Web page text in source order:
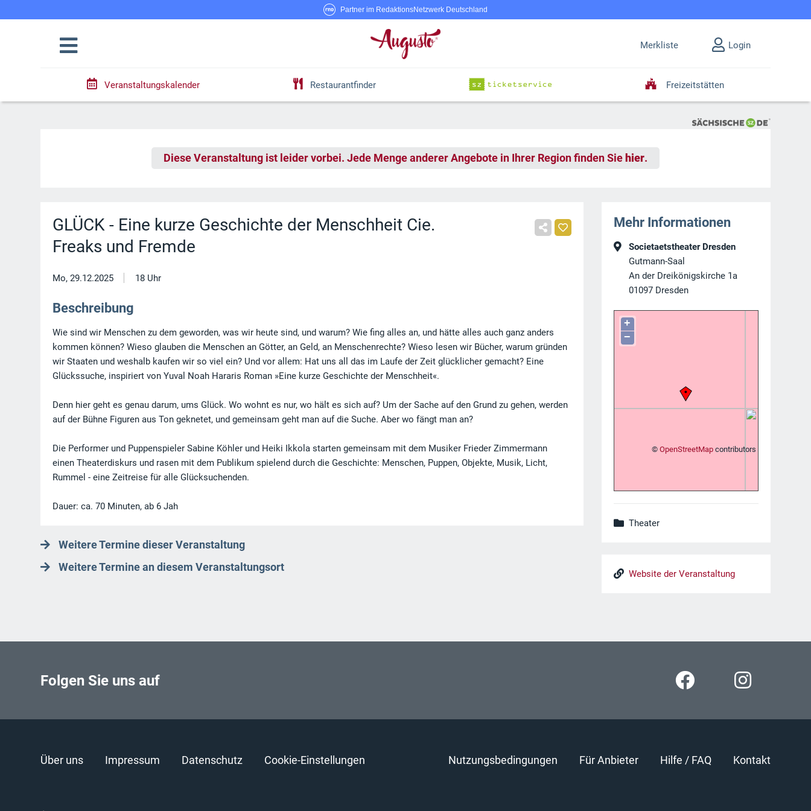
Partner im RedaktionsNetzwerk Deutschland
Merkliste Login
Veranstaltungskalender Restaurantfinder Freizeitstätten
Diese Veranstaltung ist leider vorbei. Jede Menge anderer Angebote in Ihrer Region finden Sie hier.
GLÜCK - Eine kurze Geschichte der Menschheit Cie.
Freaks und Fremde
Mo, 29.12.2025 | 18 Uhr
Beschreibung
Wie sind wir Menschen zu dem geworden, was wir heute sind, und warum? Wie fing alles an, und hätte alles auch ganz anders
kommen können? Wieso glauben die Menschen an Götter, an Geld, an Menschenrechte? Wieso lesen wir Bücher, warum gründen
wir Staaten und weshalb kaufen wir so viel ein? Und vor allem: Hat uns all das im Laufe der Zeit glücklicher gemacht? Eine
Glückssuche, inspiriert von Yuval Noah Hararis Roman »Eine kurze Geschichte der Menschheit«.
Denn hier geht es genau darum, ums Glück. Wo wohnt es nur, wo hält es sich auf? Um der Sache auf den Grund zu gehen, werden
auf der Bühne Figuren aus Ton geknetet, und gemeinsam geht man auf die Suche. Aber wo fängt man an?
Die Performer und Puppenspieler Sabine Köhler und Heiki Ikkola starten gemeinsam mit dem Musiker Frieder Zimmermann
einen Theaterdiskurs und rasen mit dem Publikum spielend durch die Geschichte: Menschen, Puppen, Objekte, Musik, Licht,
Rummel - eine Zeitreise für alle Glücksuchenden.
Dauer: ca. 70 Minuten, ab 6 Jah
Weitere Termine dieser Veranstaltung
Weitere Termine an diesem Veranstaltungsort
Mehr Informationen
Societaetstheater Dresden
Gutmann-Saal
An der Dreikönigskirche 1a
01097 Dresden
+
−
© OpenStreetMapcontributors
Theater
Website der Veranstaltung
Folgen Sie uns auf
Über uns Impressum Datenschutz Cookie-Einstellungen Nutzungsbedingungen Für Anbieter Hilfe / FAQ Kontakt